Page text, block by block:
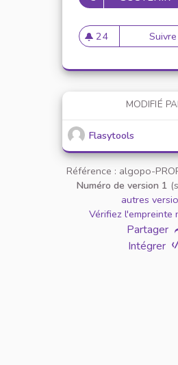
24
24 abonnés
Suivre
MODIFIÉ
Flasytools
Référence : algopo-
Numéro de version 1
autres
Vérifiez l'empreinte
Partager
Intégrer